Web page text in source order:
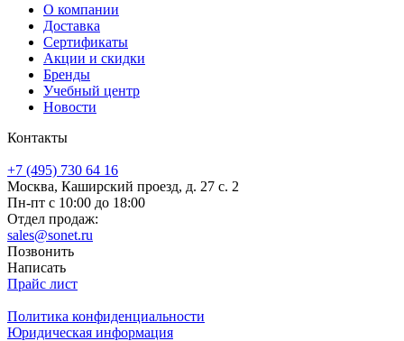
О компании
Доставка
Сертификаты
Акции и скидки
Бренды
Учебный центр
Новости
Контакты
+7 (495) 730 64 16
Москва, Каширский проезд, д. 27 с. 2
Пн-пт с 10:00 до 18:00
Отдел продаж:
sales@sonet.ru
Позвонить
Написать
Прайс лист
Политика конфиденциальности
Юридическая информация